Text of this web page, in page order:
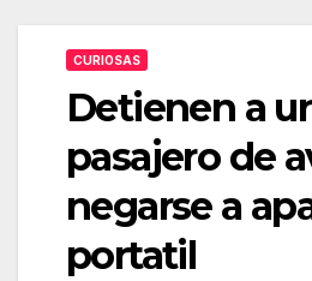
CURIOSAS
Detienen a
pasajero de
negarse a
portatil